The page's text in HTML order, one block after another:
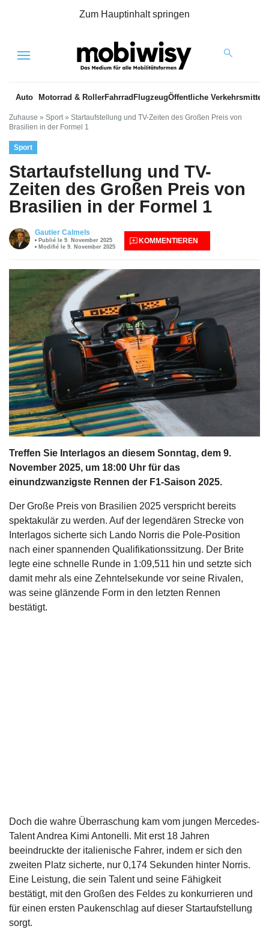
Zum Hauptinhalt springen
Menu
Auto Motorrad & RollerFahrrad FlugzeugÖffentliche Verkehrsmittel
Zuhause » Sport » Startaufstellung und TV-Zeiten des Großen Preis von
Brasilien in der Formel 1
Sport
Startaufstellung und TV-
Zeiten des Großen Preis von
Brasilien in der Formel 1
Gautier Calmels
Publié le 9. November 2025
Modifié le 9. November 2025
KOMMENTIEREN
Treffen Sie Interlagos an diesem Sonntag, dem 9.
November 2025, um 18:00 Uhr für das
einundzwanzigste Rennen der F1-Saison 2025.
Der Große Preis von Brasilien 2025 verspricht bereits
spektakulär zu werden. Auf der legendären Strecke von
Interlagos sicherte sich Lando Norris die Pole-Position
nach einer spannenden Qualifikationssitzung. Der Brite
legte eine schnelle Runde in 1:09,511 hin und setzte sich
damit mehr als eine Zehntelsekunde vor seine Rivalen,
was seine glänzende Form in den letzten Rennen
bestätigt.
Doch die wahre Überraschung kam vom jungen Mercedes-
Talent Andrea Kimi Antonelli. Mit erst 18 Jahren
beeindruckte der italienische Fahrer, indem er sich den
zweiten Platz sicherte, nur 0,174 Sekunden hinter Norris.
Eine Leistung, die sein Talent und seine Fähigkeit
bestätigt, mit den Großen des Feldes zu konkurrieren und
für einen ersten Paukenschlag auf dieser Startaufstellung
sorgt.